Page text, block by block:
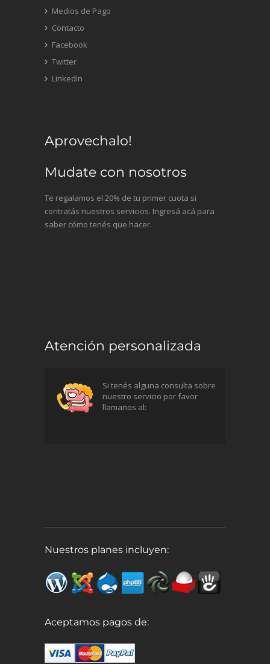
Medios de Pago
Contacto
Facebook
Twitter
LinkedIn
Aprovechalo!
Mudate con nosotros
Te regalamos el 20% de tu primer cuota si
contratás nuestros servicios. Ingresá acá para
saber cómo tenés que hacer.
Atención personalizada
Si tenés alguna consulta sobre
nuestro servicio por favor
llamanos al:
Nuestros planes incluyen:
Aceptamos pagos de: